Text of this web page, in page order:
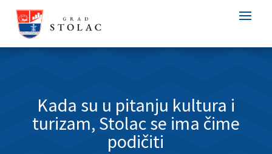
Kada su u pitanju kultura i
turizam, Stolac se ima čime
podičiti